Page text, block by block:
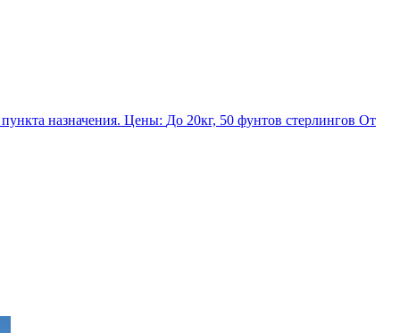
фунтов стерлингов От